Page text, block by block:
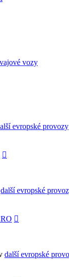
vozy
evropské provozy
další evropské
další evropské